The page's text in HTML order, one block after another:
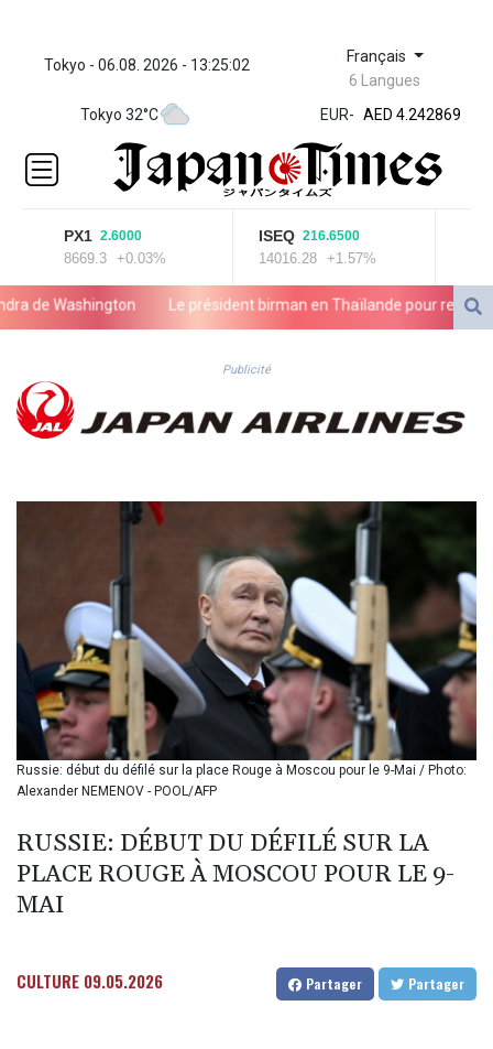
Tokyo - 06.08. 2026 - 13:25:02 Français
6 Langues
Tokyo 32°C
EUR-
ZWL 372.008603
AED 4.242869
AED 4.242869
ALL 93.247528
AMD
1060.572233
ARS
1728.626236
AUD 1.637747
BBD 2.323451
BIF 3442.245991
BMD 1.155308
BND 1.479204
BOB 14.010485
BRL 5.937698
BSD 1.153603
BTN 109.671657
BWP 15.643552
BYN 3.4119
BYR
22644.030618
BZD 2.320142
2612.150446
CHF 0.931709
CLF 0.026743
CNH 7.795213
PX1 2.6000
8669.3 +0.03%
ISEQ 216.6500
14016.28 +1.57%
Washington Le président birman en Thaïlande pour remettre
Publicité
Russie: début du défilé sur la place Rouge à Moscou pour le 9-Mai / Photo:
Alexander NEMENOV - POOL/AFP
RUSSIE: DÉBUT DU DÉFILÉ SUR LA
PLACE ROUGE À MOSCOU POUR LE 9-
MAI
CULTURE 09.05.2026 Partager Partager